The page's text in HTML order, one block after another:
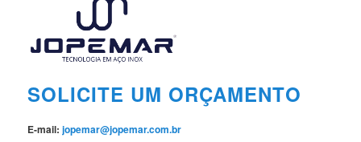
SOLICITE UM ORÇAMENTO
E-mail:jopemar@jopemar.com.br